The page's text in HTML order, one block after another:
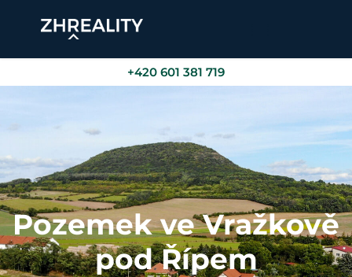
+420 601 381 719
Pozemek ve Vražkově
pod Řípem